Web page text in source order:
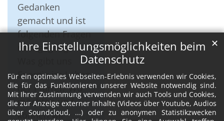
Ihre Einstellungsmöglichkeiten beim
Datenschutz
Für ein optimales Webseiten-Erlebnis verwenden wir Cookies,
die für das Funktionieren unserer Website notwendig sind.
Mit Ihrer Zustimmung verwenden wir auch Tools und Cookies,
die zur Anzeige externer Inhalte (Videos über Youtube, Audios
über Soundcloud, ...) oder zu anonymen Statistikzwecken
✕
Gedanken
gemacht und ist
folgenden Fragen
nachgegangen:
Energie im Leben
der Pfarrei? Wo
möchten und
können wir